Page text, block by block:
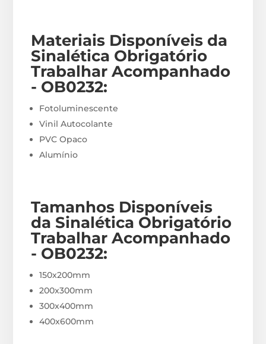
Materiais Disponíveis da
Sinalética Obrigatório
Trabalhar Acompanhado
- OB0232:
Fotoluminescente
Vinil Autocolante
PVC Opaco
Alumínio
Tamanhos Disponíveis
da Sinalética Obrigatório
Trabalhar Acompanhado
- OB0232:
150x200mm
200x300mm
300x400mm
400x600mm